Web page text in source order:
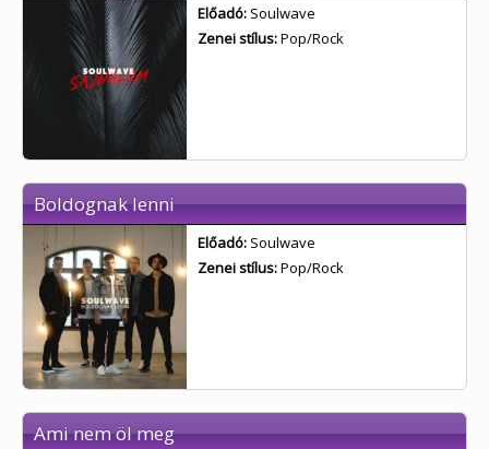
Előadó: Soulwave
Zenei stílus:Pop/Rock
Boldognak lenni
Előadó: Soulwave
Zenei stílus:Pop/Rock
Ami nem öl meg